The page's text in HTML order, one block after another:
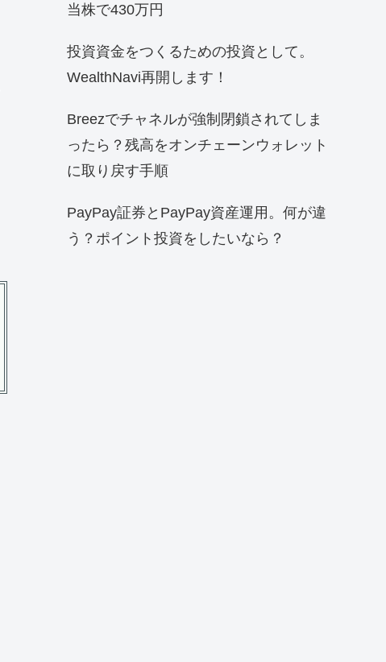
当株で430万円
投資資金をつくるための投資として。
WealthNavi再開します！
Breezでチャネルが強制閉鎖されてしま
ったら？残高をオンチェーンウォレット
に取り戻す手順
PayPay証券とPayPay資産運用。何が違
う？ポイント投資をしたいなら？